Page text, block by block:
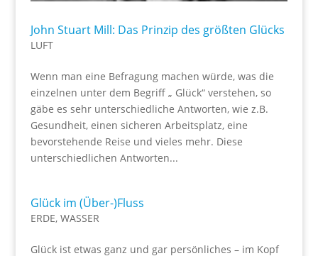
John Stuart Mill: Das Prinzip des größten Glücks
LUFT
Wenn man eine Befragung machen würde, was die
einzelnen unter dem Begriff „ Glück“ verstehen, so
gäbe es sehr unterschiedliche Antworten, wie z.B.
Gesundheit, einen sicheren Arbeitsplatz, eine
bevorstehende Reise und vieles mehr. Diese
unterschiedlichen Antworten...
Glück im (Über-)Fluss
ERDE, WASSER
Glück ist etwas ganz und gar persönliches – im Kopf